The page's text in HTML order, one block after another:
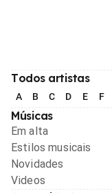
Todos artistas
A B C D E F
Músicas
Em alta
Estilos musicais
Novidades
Videos